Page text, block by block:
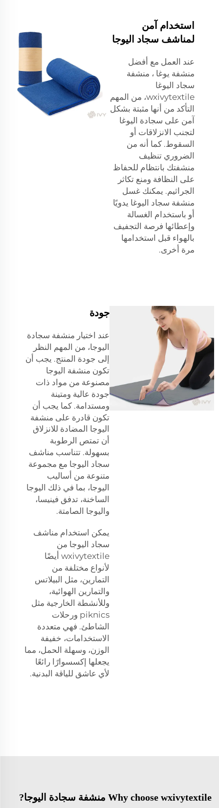
استخدام آمن
لمناشف سجاد اليوجا
عند العمل مع أفضل
منشفة يوغا ، منشفة
سجاد اليوغا
wxivytextile، من المهم
التأكد من أنها مثبتة بشكل
آمن على سجادة اليوغا
لتجنب الانزلاقات أو
السقوط. كما أنه من
الضروري تنظيف
منشفتك بانتظام للحفاظ
على النظافة ومنع تكاثر
الجراثيم. يمكنك غسل
منشفة سجاد اليوغا يدويًا
أو باستخدام الغسالة
وإعطائها فرصة التجفيف
بالهواء قبل استخدامها
مرة أخرى.
جودة
عند اختيار منشفة سجادة
اليوجا، من المهم النظر
إلى جودة المنتج. يجب أن
تكون منشفة اليوجا
مصنوعة من مواد ذات
جودة عالية ومتينة
ومستدامة. كما يجب أن
تكون قادرة على منشفة
اليوجا المضادة للانزلاق
أن تمتص الرطوبة
بسهولة. تتناسب مناشف
سجاد اليوجا مع مجموعة
متنوعة من أساليب
اليوجا، بما في ذلك اليوجا
الساخنة، تدفق فينيسا،
واليوجا الصامتة.
يمكن استخدام مناشف
سجاد اليوجا من
wxivytextile أيضًا
لأنواع مختلفة من
التمارين، مثل البيلاتس
والتمارين الهوائية،
وللأنشطة الخارجية مثل
piknics ورحلات
الشاطئ. فهي متعددة
الاستخدامات، خفيفة
الوزن، وسهلة الحمل، مما
يجعلها إكسسوارًا رائعًا
لأي عاشق للياقة البدنية.
Why choose wxivytextile منشفة سجادة اليوجا?